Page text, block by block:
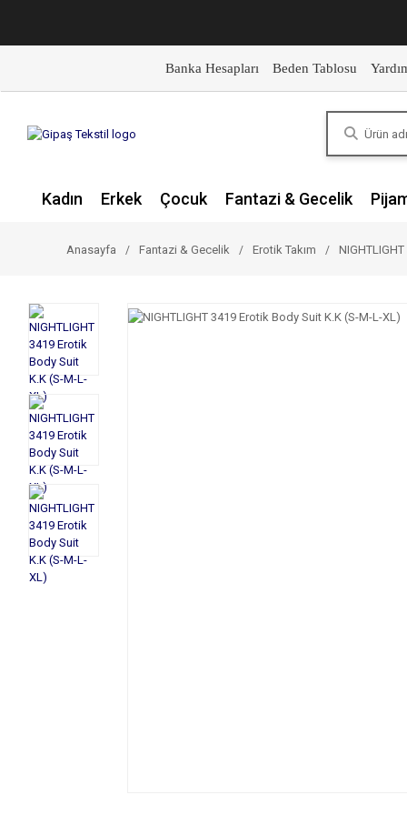
Banka Hesapları Beden Tablosu
Kadın Erkek Çocuk Fantazi & Gecelik
Anasayfa Fantazi & Gecelik Erotik Takım